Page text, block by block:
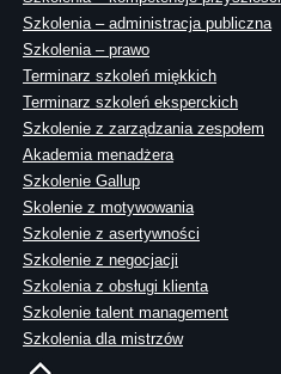
Szkolenia – administracja publiczna
Szkolenia – prawo
Terminarz szkoleń miękkich
Terminarz szkoleń eksperckich
Szkolenie z zarządzania zespołem
Akademia menadżera
Szkolenie Gallup
Skolenie z motywowania
Szkolenie z asertywności
Szkolenie z negocjacji
Szkolenia z obsługi klienta
Szkolenie talent management
Szkolenia dla mistrzów